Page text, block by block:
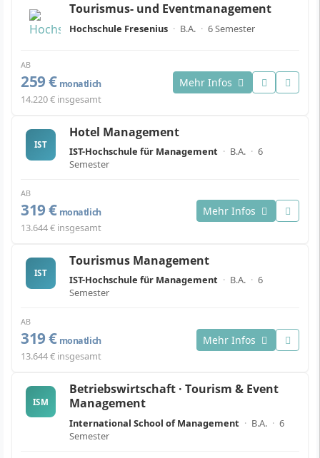
Tourismus- und Eventmanagement
Hochschule Fresenius · B.A. · 6 Semester
AB
259 € monatlich
14.220 € insgesamt
Mehr Infos
IST
Hotel Management
IST-Hochschule für Management · B.A. · 6
Semester
AB
319 € monatlich
13.644 € insgesamt
Mehr Infos
IST
Tourismus Management
IST-Hochschule für Management · B.A. · 6
Semester
AB
319 € monatlich
13.644 € insgesamt
Mehr Infos
ISM
Betriebswirtschaft · Tourism & Event
Management
International School of Management · B.A. · 6
Semester